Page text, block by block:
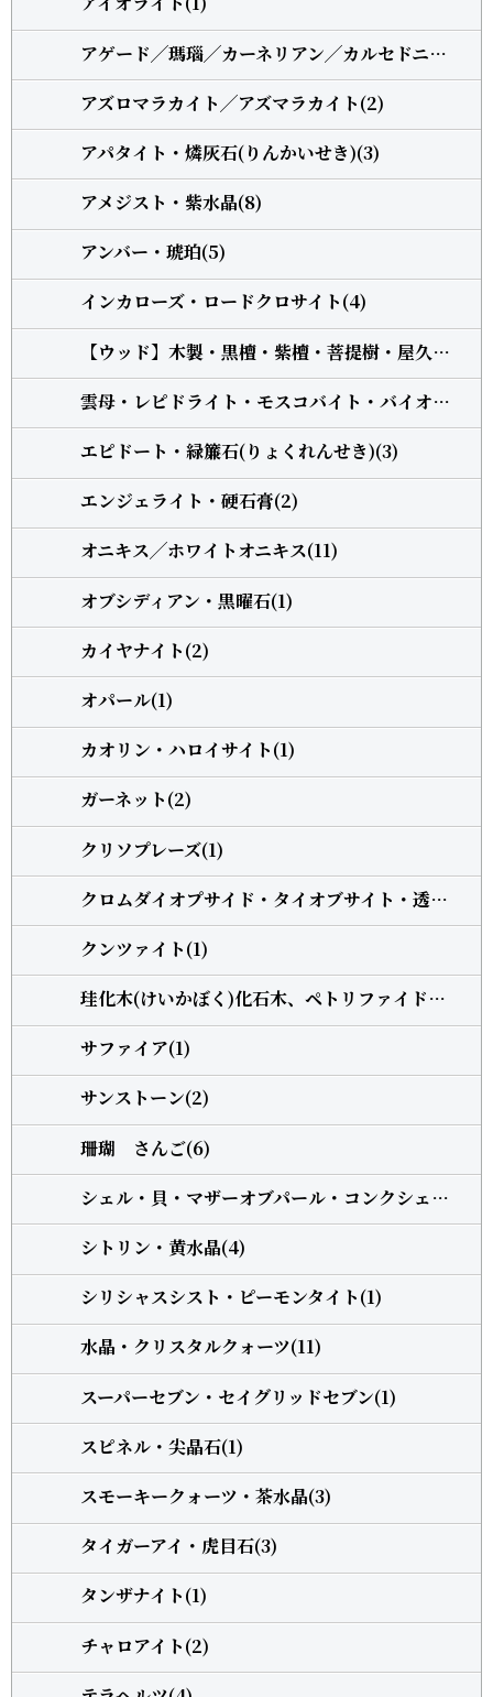
アゲード╱瑪瑙╱カーネリアン╱カルセドニー(5)
アズロマラカイト╱アズマラカイト(2)
アパタイト・燐灰石(りんかいせき)(3)
アメジスト・紫水晶(8)
アンバー・琥珀(5)
インカローズ・ロードクロサイト(4)
【ウッド】木製・黒檀・紫檀・菩提樹・屋久杉・柘植(13)
雲母・レピドライト・モスコバイト・バイオタイト(3)
エピドート・緑簾石(りょくれんせき)(3)
エンジェライト・硬石膏(2)
オニキス╱ホワイトオニキス(11)
オブシディアン・黒曜石(1)
カイヤナイト(2)
オパール(1)
カオリン・ハロイサイト(1)
ガーネット(2)
クリソプレーズ(1)
クロムダイオプサイド・タイオブサイト・透輝石(1)
クンツァイト(1)
珪化木(けいかぼく)化石木、ペトリファイドウッド(1)
サファイア(1)
サンストーン(2)
珊瑚 さんご(6)
シェル・貝・マザーオブパール・コンクシェル(1)
シトリン・黄水晶(4)
シリシャスシスト・ピーモンタイト(1)
水晶・クリスタルクォーツ(11)
スーパーセブン・セイグリッドセブン(1)
スピネル・尖晶石(1)
スモーキークォーツ・茶水晶(3)
タイガーアイ・虎目石(3)
タンザナイト(1)
チャロアイト(2)